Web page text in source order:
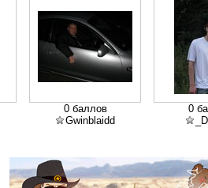
0 баллов
Gwinblaidd
0